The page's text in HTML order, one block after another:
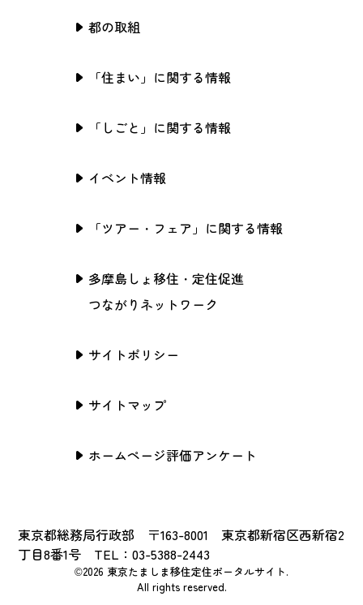
都の取組
「住まい」に関する情報
「しごと」に関する情報
イベント情報
「ツアー・フェア」に関する情報
多摩島しょ移住・定住促進
つながりネットワーク
サイトポリシー
サイトマップ
ホームページ評価アンケート
東京都総務局行政部 〒163-8001 東京都新宿区西新宿2
丁目8番1号 TEL：03-5388-2443
©2026 東京たましま移住定住ポータルサイト.
All rights reserved.